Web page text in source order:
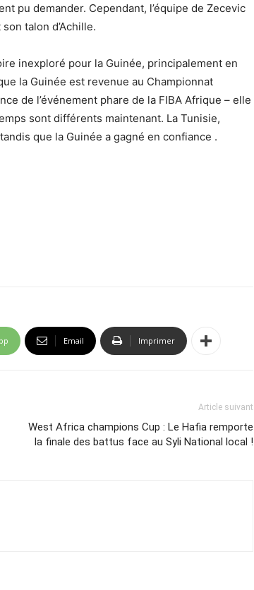
pu demander. Cependant, l’équipe de Zecevic
talon d’Achille.
inexploré pour la Guinée, principalement en
la Guinée est revenue au Championnat
de l’événement phare de la FIBA Afrique – elle
sont différents maintenant. La Tunisie,
que la Guinée a gagné en confiance .
Email Imprimer
Article suivant
West Africa champions Cup : Le Hafia remporte
la finale des battus face au Syli National local !